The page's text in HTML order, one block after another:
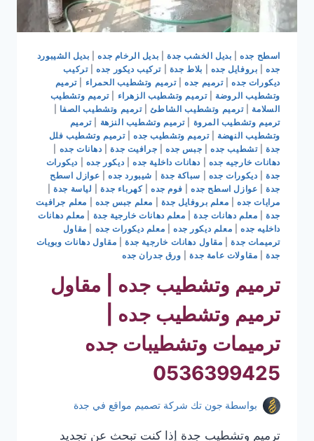
اسطح جده| بديل الخشب جدة| بديل الرخام جده| بديل الشيبورد
جده| بروفايل جده بلاط جدة تركيب ديكور جده|تركيب
ديكورات جده|ترميم جده|ترميم وتشطيب الحمراء |ترميم
وتشطيب الروضة |ترميم وتشطيب الزهراء |ترميم وتشطيب
السلامة |ترميم وتشطيب الشاطئ|ترميم وتشطيب الصفا
ترميم وتشطيب المروة |ترميم وتشطيب النزهة |ترميم
وتشطيب النهضة |ترميم وتشطيب جده |ترميم وتشطيب فلل
جدة|تشطيب جده| جبس جده| جرافيت جدة| دهانات جده
دهانات خارجيه جده
دهانات داخلية جده ديكور جده
ديكورات
جدة| ديكورات جده سباكة جدة شيبورد جده
عوازل اسطح
جدة| عوازل اسطح جده| فوم جده|كهرباء جدة| لياسة جدة|
مرايات جده| معلم بروفايل جدة معلم جبس جده
معلم جرافيت
جدة| معلم دهانات جدة| معلم دهانات خارجية جدة
معلم دهانات
داخليه جده| معلم ديكور جده معلم ديكورات جده
مقاول
ترميمات جدة| مقاول دهانات خارجية جدة
مقاول دهانات وبويات
جدة| مقاولات عامة جدة| ورق جدران جده
ترميم وتشطيب جده | مقاول
ترميم وتشطيب جده |
ترميمات وتشطيبات جده
0536399425
بواسطة جون تك شركة تصميم مواقع في جدة
ترميم وتشطيب جدة إذا كنت تبحث عن تجديد